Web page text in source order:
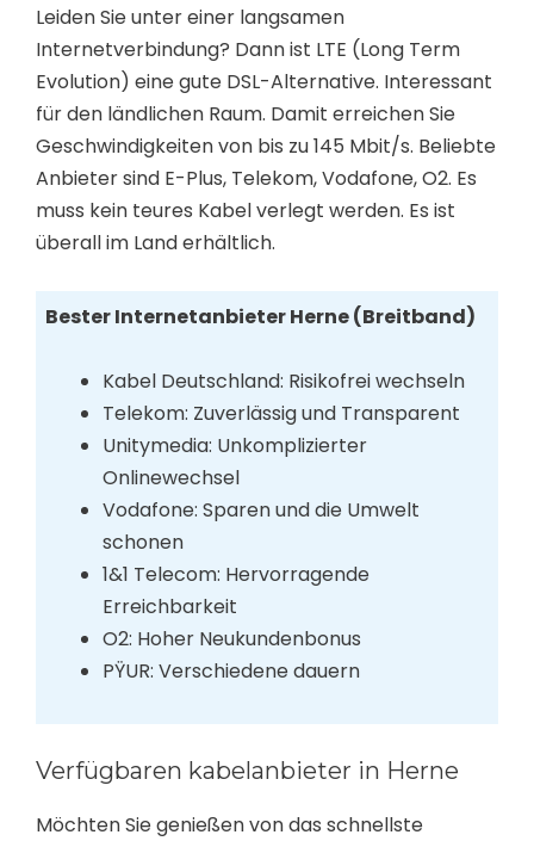
Leiden Sie unter einer langsamen
Internetverbindung? Dann ist LTE (Long Term
Evolution) eine gute DSL-Alternative. Interessant
für den ländlichen Raum. Damit erreichen Sie
Geschwindigkeiten von bis zu 145 Mbit/s. Beliebte
Anbieter sind E-Plus, Telekom, Vodafone, O2. Es
muss kein teures Kabel verlegt werden. Es ist
überall im Land erhältlich.
Bester Internetanbieter Herne (Breitband)
Kabel Deutschland: Risikofrei wechseln
Telekom: Zuverlässig und Transparent
Unitymedia: Unkomplizierter
Onlinewechsel
Vodafone: Sparen und die Umwelt
schonen
1&1 Telecom: Hervorragende
Erreichbarkeit
O2: Hoher Neukundenbonus
PŸUR: Verschiedene dauern
Verfügbaren kabelanbieter in Herne
Möchten Sie genießen von das schnellste